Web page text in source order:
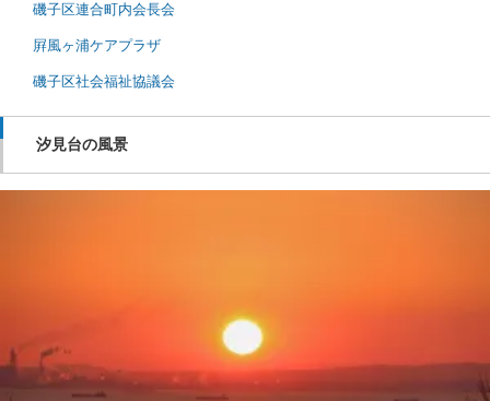
磯子区連合町内会長会
屛風ヶ浦ケアプラザ
磯子区社会福祉協議会
汐見台の風景